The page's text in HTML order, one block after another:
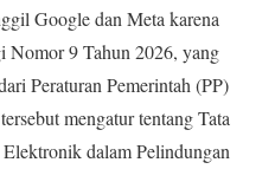
Google dan Meta karena
Nomor 9 Tahun 2026, yang
Peraturan Pemerintah (PP)
mengatur tentang Tata
dalam Pelindungan